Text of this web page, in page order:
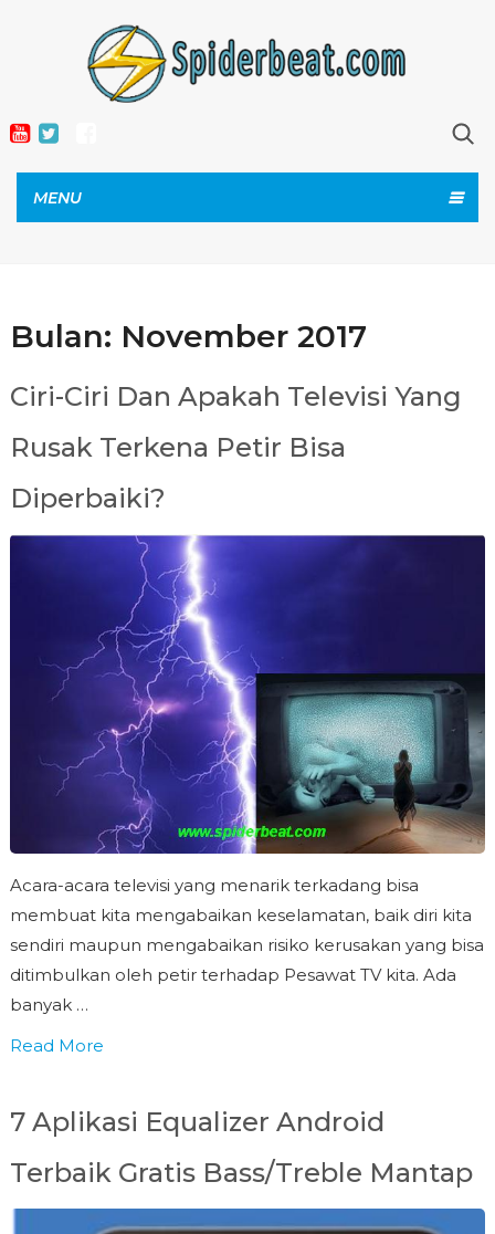
MENU
Bulan: November 2017
Ciri-Ciri Dan Apakah Televisi Yang
Rusak Terkena Petir Bisa
Diperbaiki?
Acara-acara televisi yang menarik terkadang bisa
membuat kita mengabaikan keselamatan, baik diri kita
sendiri maupun mengabaikan risiko kerusakan yang bisa
ditimbulkan oleh petir terhadap Pesawat TV kita. Ada
banyak …
Read More
7 Aplikasi Equalizer Android
Terbaik Gratis Bass/Treble Mantap